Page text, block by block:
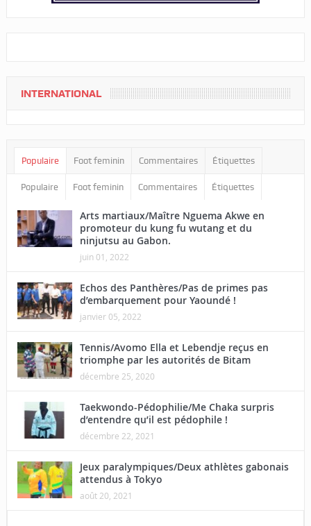
INTERNATIONAL
Populaire Foot feminin Commentaires Étiquettes
Populaire Foot feminin Commentaires Étiquettes
Arts martiaux/Maître Nguema Akwe en
promoteur du kung fu wutang et du
ninjutsu au Gabon.
juin 01, 2022
Echos des Panthères/Pas de primes pas
d’embarquement pour Yaoundé !
janvier 05, 2022
Tennis/Avomo Ella et Lebendje reçus en
triomphe par les autorités de Bitam
décembre 25, 2020
Taekwondo-Pédophilie/Me Chaka surpris
d’entendre qu’il est pédophile !
décembre 22, 2021
Jeux paralympiques/Deux athlètes gabonais
attendus à Tokyo
août 20, 2021